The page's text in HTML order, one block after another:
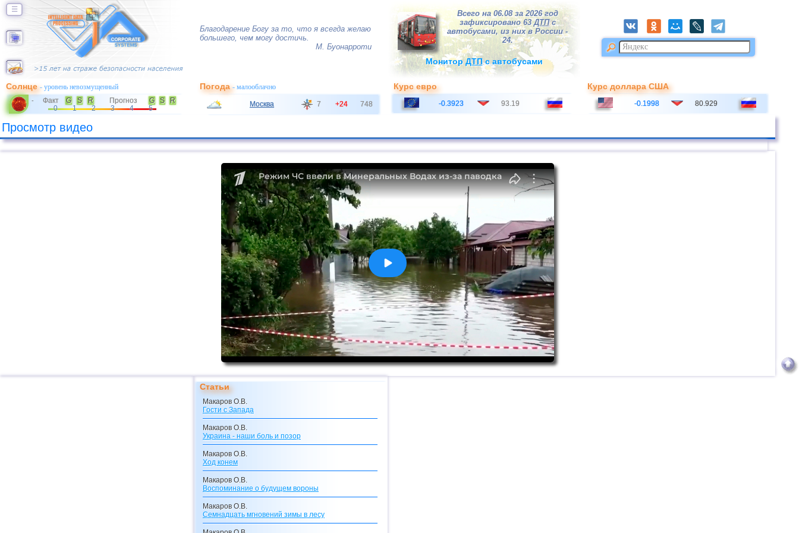
☰
Благодарение Богу за то, что я всегда желаю
большего, чем могу достичь.
М. Буонарроти
Всего на 06.08 за 2026 год
зафиксировано 63ДТПс
автобусами, из них в России -
24.
Монитор ДТПс автобусами
Солнце- уровень невозмущенный
- Факт G S R Прогноз G S
R
0
1 2 3 4 5
Погода- малооблачно
Москва 7 +24 748
Курс евро
-0.3923 93.19
Курс доллара США
-0.1998 80.929
Просмотр видео
Статьи
Макаров О.В.
Гости с Запада
Макаров О.В.
Украина - наши боль и позор
Макаров О.В.
Ход конем
Макаров О.В.
Воспоминание о будущем вороны
Макаров О.В.
Семнадцать мгновений зимы в лесу